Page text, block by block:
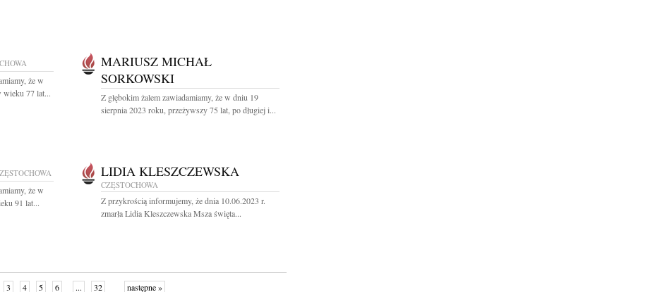
że w
wieku 77 lat...
MARIUSZ MICHAŁ
SORKOWSKI
Z głębokim żalem zawiadamiamy, że w dniu 19
sierpnia 2023 roku, przeżywszy 75 lat, po długiej i...
że w
91 lat...
LIDIA KLESZCZEWSKA
CZĘSTOCHOWA
Z przykrością informujemy, że dnia 10.06.2023 r.
zmarła Lidia Kleszczewska Msza święta...
3 4 5 6 ... 32 następne »